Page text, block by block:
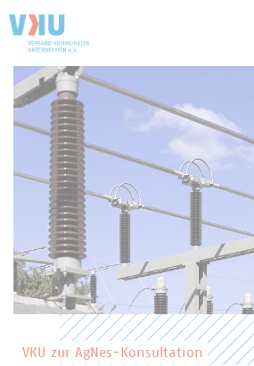
VKU-Startseite
Hervorgehobene Inhalte des VKU
VKU zur AgNes-Konsultation